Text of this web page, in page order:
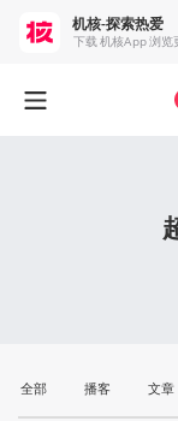
全部 播客 文章
机核-探索热爱
下载 机核App 浏览